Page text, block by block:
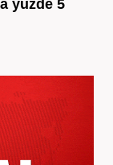
yüzde 5